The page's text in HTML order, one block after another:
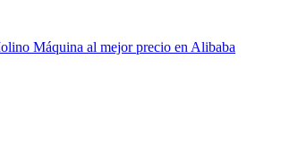
Máquina al mejor precio en Alibaba